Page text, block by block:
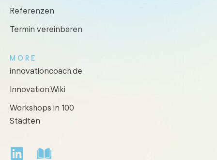
Referenzen
Termin vereinbaren
MORE
innovationcoach.de
Innovation.Wiki
Workshops in 100
Städten